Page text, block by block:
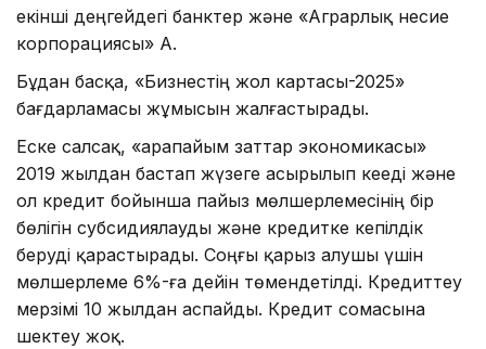
екінші деңгейдегі банктер және «Аграрлық несие
корпорациясы» АҚ.
Бұдан басқа, «Бизнестің жол картасы-2025»
бағдарламасы жұмысын жалғастырады.
Еске салсақ, «Қарапайым заттар экономикасы»
2019 жылдан бастап жүзеге асырылып кееді және
ол кредит бойынша пайыз мөлшерлемесінің бір
бөлігін субсидиялауды және кредитке кепілдік
беруді қарастырады. Соңғы қарыз алушы үшін
мөлшерлеме 6%-ға дейін төмендетілді. Кредиттеу
мерзімі 10 жылдан аспайды. Кредит сомасына
шектеу жоқ.